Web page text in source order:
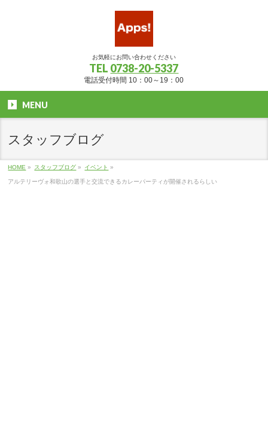
お気軽にお問い合わせください
TEL 0738-20-5337
電話受付時間 10：00～19：00
MENU
スタッフブログ
HOME » スタッフブログ » イベント »
アルテリーヴォ和歌山の選手と交流できるカレーパーティが開催されるらしい